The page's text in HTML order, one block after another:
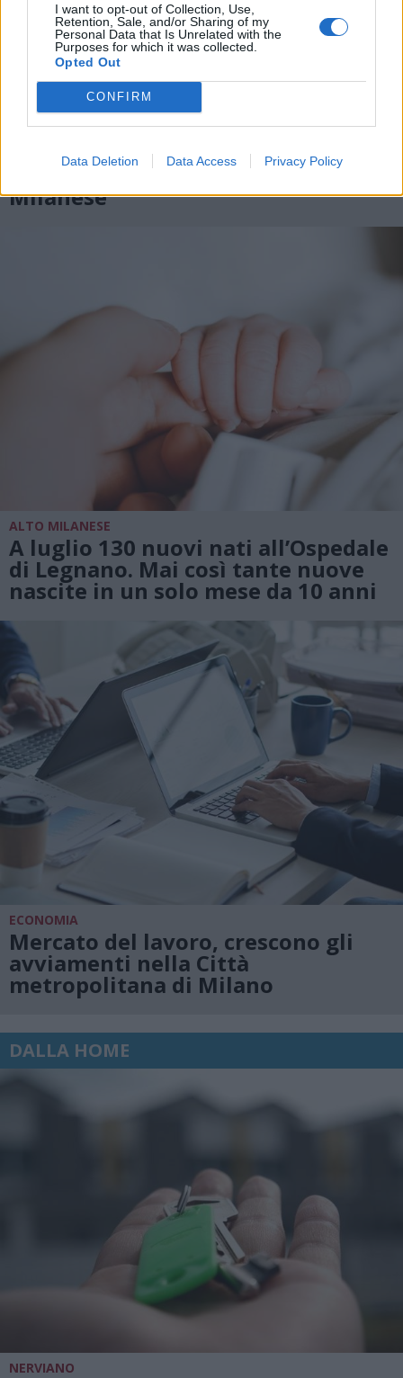
I want to opt-out of Collection, Use,
Retention, Sale, and/or Sharing of my
Personal Data that Is Unrelated with the
Purposes for which it was collected.
Opted Out
CONFIRM
Data Deletion Data Access Privacy Policy
EVENTI
Cosa fare nel weekend del 7, 8 e 9
agosto a Legnano e nell’Alto
Milanese
ALTO MILANESE
A luglio 130 nuovi nati all’Ospedale
di Legnano. Mai così tante nuove
nascite in un solo mese da 10 anni
ECONOMIA
Mercato del lavoro, crescono gli
avviamenti nella Città
metropolitana di Milano
DALLA HOME
NERVIANO